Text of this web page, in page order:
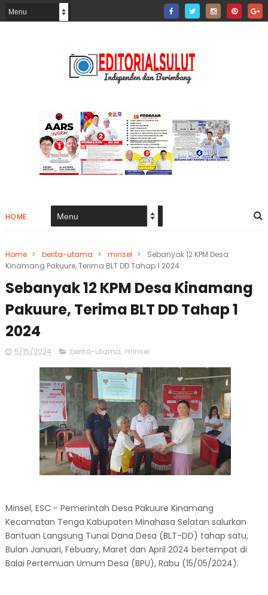
HOME
Home > berita-utama > minsel >
Sebanyak 12 KPM Desa
Kinamang Pakuure, Terima BLT DD Tahap 1 2024
Sebanyak 12 KPM Desa Kinamang
Pakuure, Terima BLT DD Tahap 1
2024
5/15/2024 berita-utama, minsel
Minsel, ESC - Pemerintah Desa Pakuure Kinamang
Kecamatan Tenga Kabupaten Minahasa Selatan salurkan
Bantuan Langsung Tunai Dana Desa (BLT-DD) tahap satu,
Bulan Januari, Febuary, Maret dan April 2024 bertempat di
Balai Pertemuan Umum Desa (BPU), Rabu (15/05/2024).